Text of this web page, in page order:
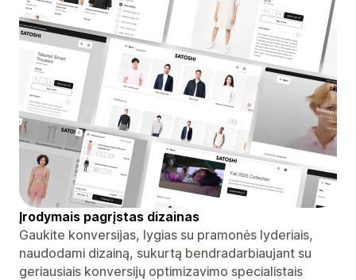
Įrodymais pagrįstas dizainas
Gaukite konversijas, lygias su pramonės lyderiais,
naudodami dizainą, sukurtą bendradarbiaujant su
geriausiais konversijų optimizavimo specialistais